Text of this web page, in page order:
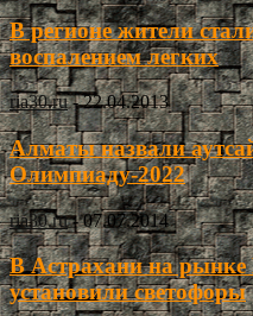
В регионе жители
воспалением легких
ria30.ru - 22.04.2013
Алматы назвали
Олимпиаду-2022
ria30.ru - 07.07.2014
В Астрахани на
установили светофоры